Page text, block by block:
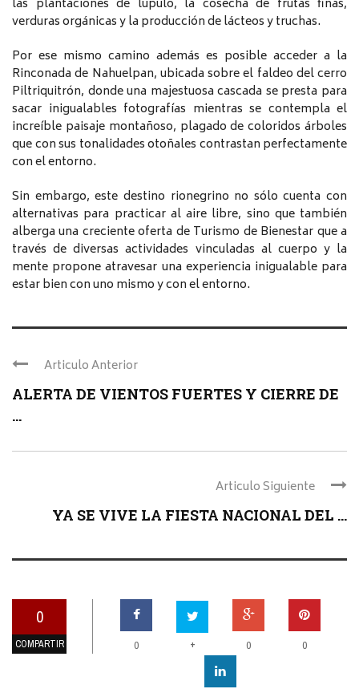
las plantaciones de lúpulo, la cosecha de frutas finas,
verduras orgánicas y la producción de lácteos y truchas.
Por ese mismo camino además es posible acceder a la
Rinconada de Nahuelpan, ubicada sobre el faldeo del cerro
Piltriquitrón, donde una majestuosa cascada se presta para
sacar inigualables fotografías mientras se contempla el
increíble paisaje montañoso, plagado de coloridos árboles
que con sus tonalidades otoñales contrastan perfectamente
con el entorno.
Sin embargo, este destino rionegrino no sólo cuenta con
alternativas para practicar al aire libre, sino que también
alberga una creciente oferta de Turismo de Bienestar que a
través de diversas actividades vinculadas al cuerpo y la
mente propone atravesar una experiencia inigualable para
estar bien con uno mismo y con el entorno.
Articulo Anterior
ALERTA DE VIENTOS FUERTES Y CIERRE DE
...
Articulo Siguiente
YA SE VIVE LA FIESTA NACIONAL DEL ...
0
COMPARTIR 0 + 0 0